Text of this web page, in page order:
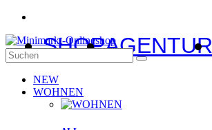
SHOPAGENTUR
NEW
WOHNEN